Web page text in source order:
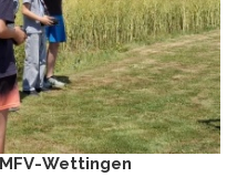
Wettingen